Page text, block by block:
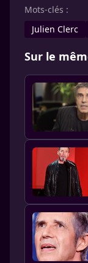
Mots-clés :
Julien Clerc
Sur le